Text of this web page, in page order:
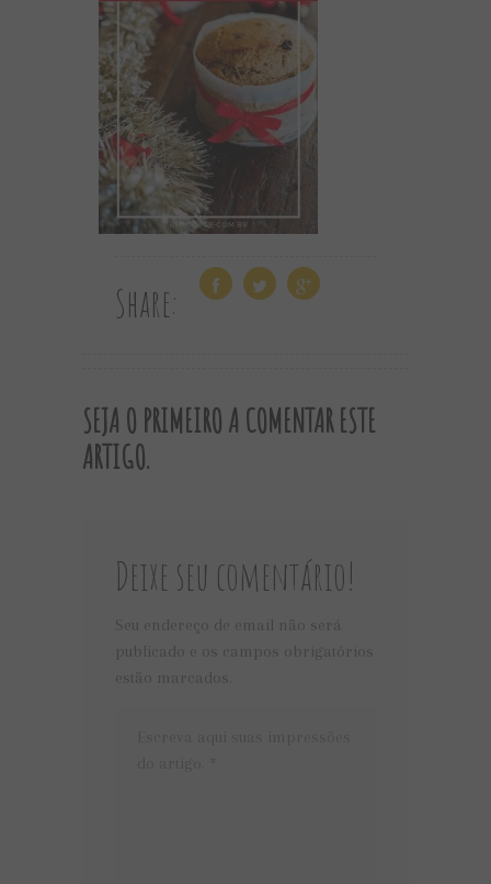
Share:
SEJA O PRIMEIRO A COMENTAR ESTE
ARTIGO.
Deixe seu comentário!
Seu endereço de email não será
publicado e os campos obrigatórios
estão marcados.